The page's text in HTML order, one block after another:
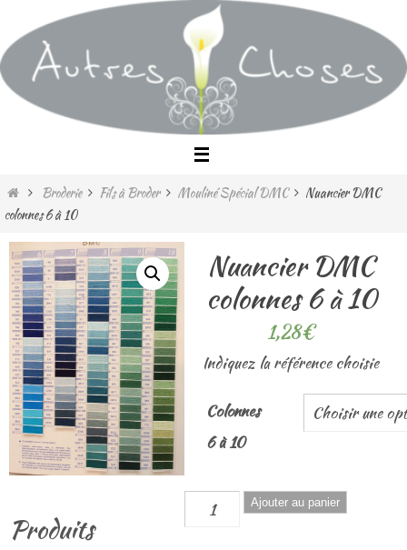
vers
le
contenu
HomeBroderie Fils à Broder Mouliné Spécial DMC
Nuancier DMC
colonnes 6 à 10
Nuancier DMC
colonnes 6 à 10
1,28€
Indiquez la référence choisie
Colonnes
6 à 10
quantité
de
Ajouter au panier
Produits